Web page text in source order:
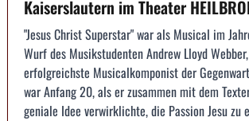
Kaiserslautern im Theater
"Jesus Christ Superstar" war als Musical im
Wurf des Musikstudenten Andrew Lloyd
erfolgreichste Musicalkomponist der
war Anfang 20, als er zusammen mit dem
geniale Idee verwirklichte, die Passion Jesu zu